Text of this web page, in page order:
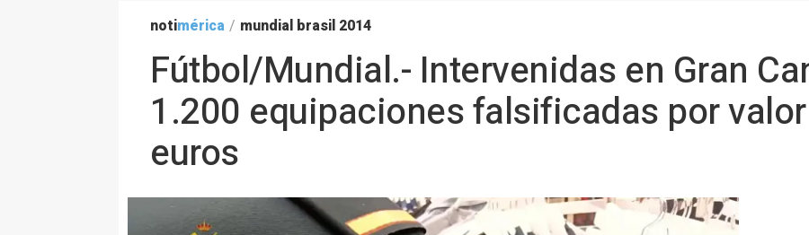
notimérica / mundial brasil 2014
Fútbol/Mundial.- Intervenidas en Gran
1.200 equipaciones falsificadas por
euros